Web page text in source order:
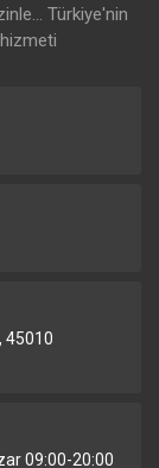
Türkiye'nin
45010
09:00-20:00